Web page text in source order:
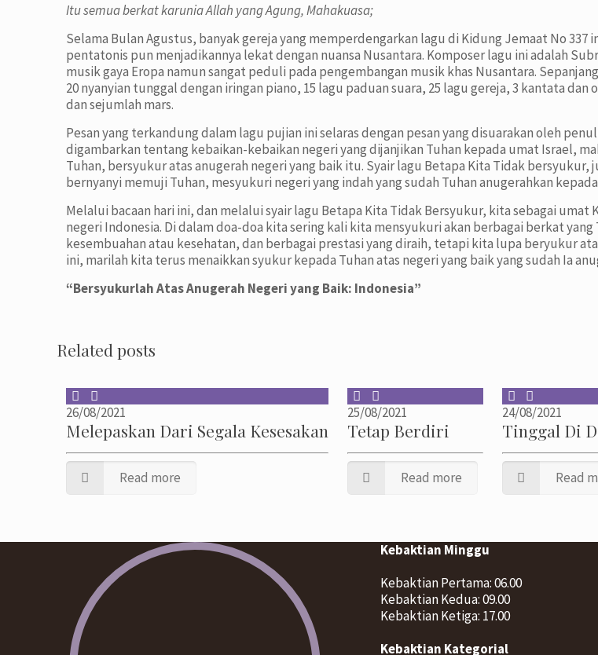
Itu semua berkat karunia Allah yang Agung, Mahakuasa;
Selama Bulan Agustus, banyak gereja yang memperdengarkan lagu di Kidung Jemaat No 337
pentatonis pun menjadikannya lekat dengan nuansa Nusantara. Komposer lagu ini adalah
musik gaya Eropa namun sangat peduli pada pengembangan musik khas Nusantara.
20 nyanyian tunggal dengan iringan piano, 15 lagu paduan suara, 25 lagu gereja, 3 kantata
dan sejumlah mars.
Pesan yang terkandung dalam lagu pujian ini selaras dengan pesan yang disuarakan oleh
digambarkan tentang kebaikan-kebaikan negeri yang dijanjikan Tuhan kepada umat Israel,
Tuhan, bersyukur atas anugerah negeri yang baik itu. Syair lagu Betapa Kita Tidak
bernyanyi memuji Tuhan, mesyukuri negeri yang indah yang sudah Tuhan anugerahkan
Melalui bacaan hari ini, dan melalui syair lagu Betapa Kita Tidak Bersyukur, kita sebagai
negeri Indonesia. Di dalam doa-doa kita sering kali kita mensyukuri akan berbagai berkat
kesembuahan atau kesehatan, dan berbagai prestasi yang diraih, tetapi kita lupa beryukur
ini, marilah kita terus menaikkan syukur kepada Tuhan atas negeri yang baik yang sudah Ia
“Bersyukurlah Atas Anugerah Negeri yang Baik: Indonesia”
Related posts
26/08/2021
Melepaskan Dari Segala Kesesakan
Read more
25/08/2021
Tetap Berdiri
Read more
24/08/2021
Tinggal Di
Read
Kebaktian Minggu
Kebaktian Pertama: 06.00
Kebaktian Kedua: 09.00
Kebaktian Ketiga: 17.00
Kebaktian Kategorial